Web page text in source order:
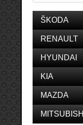
ŠKODA
RENAULT
HYUNDAI
KIA
MAZDA
MITSUBISHI